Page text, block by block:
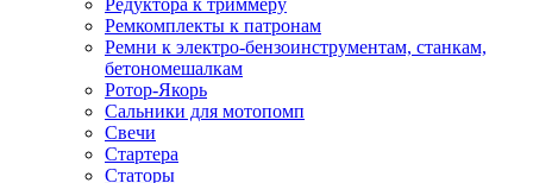
Редуктора к триммеру
Ремкомплекты к патронам
Ремни к электро-бензоинструментам, станкам,
бетономешалкам
Ротор-Якорь
Сальники для мотопомп
Свечи
Стартера
Статоры